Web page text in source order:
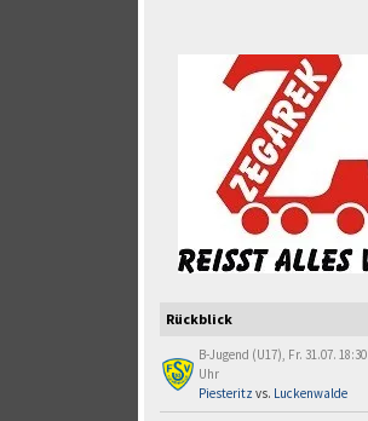
Rückblick
B-Jugend (U17), Fr. 31.07. 18:30
Uhr
Piesteritz vs. Luckenwalde